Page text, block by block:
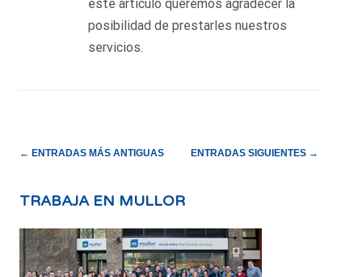
este artículo queremos agradecer la
posibilidad de prestarles nuestros
servicios.
NAVEGACIÓN
LA
← ENTRADAS MÁS ANTIGUAS ENTRADAS SIGUIENTES →
TRABAJA EN MULLOR